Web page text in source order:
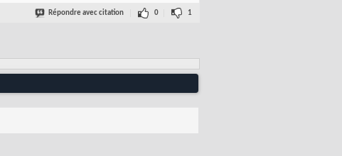
Répondre avec citation 0 1